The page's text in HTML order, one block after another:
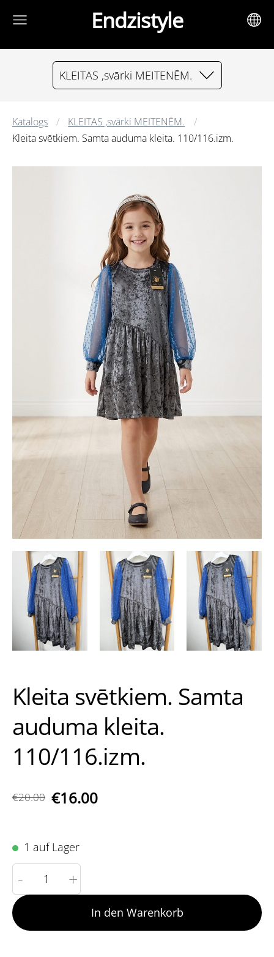
Endzistyle
KLEITAS ,svārki MEITENĒM.
Katalogs
KLEITAS ,svārki MEITENĒM.
Kleita svētkiem. Samta auduma kleita. 110/116.izm.
Kleita svētkiem. Samta
auduma kleita.
110/116.izm.
€20.00 €16.00
1 auf Lager
- +
In den Warenkorb